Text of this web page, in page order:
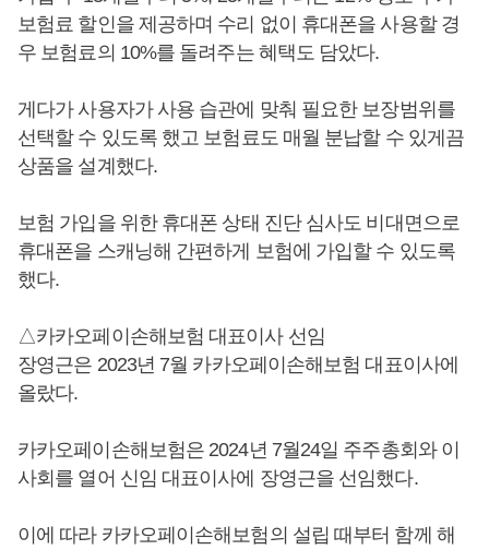
보험료 할인을 제공하며 수리 없이 휴대폰을 사용할 경
우 보험료의 10%를 돌려주는 혜택도 담았다.
게다가 사용자가 사용 습관에 맞춰 필요한 보장범위를
선택할 수 있도록 했고 보험료도 매월 분납할 수 있게끔
상품을 설계했다.
보험 가입을 위한 휴대폰 상태 진단 심사도 비대면으로
휴대폰을 스캐닝해 간편하게 보험에 가입할 수 있도록
했다.
△카카오페이손해보험 대표이사 선임
장영근은 2023년 7월 카카오페이손해보험 대표이사에
올랐다.
카카오페이손해보험은 2024년 7월24일 주주총회와 이
사회를 열어 신임 대표이사에 장영근을 선임했다.
이에 따라 카카오페이손해보험의 설립 때부터 함께 해